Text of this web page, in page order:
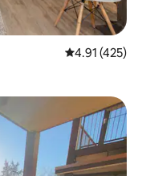
평점 4.91점(5
4.91 (425)